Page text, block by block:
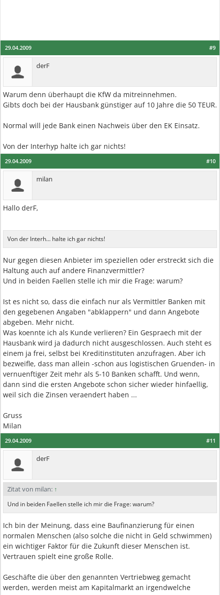
#9
29.04.2009
derF
Warum denn überhaupt die KfW da mitreinnehmen.
Gibts doch bei der Hausbank günstiger auf 10 Jahre die 50 TEUR.
Normal will jede Bank einen Nachweis über den EK Einsatz.
Von der Interhyp halte ich gar nichts!
#10
29.04.2009
milan
Hallo derF,
Von der Interh... halte ich gar nichts!
Nur gegen diesen Anbieter im speziellen oder erstreckt sich die
Haltung auch auf andere Finanzvermittler?
Und in beiden Faellen stelle ich mir die Frage: warum?
Ist es nicht so, dass die einfach nur als Vermittler Banken mit
den gegebenen Angaben "abklappern" und dann Angebote
abgeben. Mehr nicht.
Was koennte ich als Kunde verlieren? Ein Gespraech mit der
Hausbank wird ja dadurch nicht ausgeschlossen. Auch steht es
einem ja frei, selbst bei Kreditinstituten anzufragen. Aber ich
bezweifle, dass man allein -schon aus logistischen Gruenden- in
vernuenftiger Zeit mehr als 5-10 Banken schafft. Und wenn,
dann sind die ersten Angebote schon sicher wieder hinfaellig,
weil sich die Zinsen veraendert haben ...
Gruss
Milan
#11
29.04.2009
derF
Zitat von milan: ↑
Und in beiden Faellen stelle ich mir die Frage: warum?
Ich bin der Meinung, dass eine Baufinanzierung für einen
normalen Menschen (also solche die nicht in Geld schwimmen)
ein wichtiger Faktor für die Zukunft dieser Menschen ist.
Vertrauen spielt eine große Rolle.
Geschäfte die über den genannten Vertriebweg gemacht
werden, werden meist am Kapitalmarkt an irgendwelche